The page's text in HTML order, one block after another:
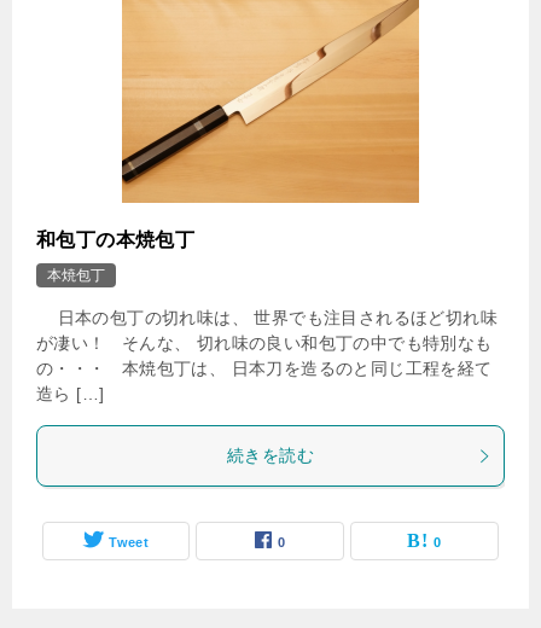
和包丁の本焼包丁
本焼包丁
日本の包丁の切れ味は、 世界でも注目されるほど切れ味
が凄い！ そんな、 切れ味の良い和包丁の中でも特別なも
の・・・ 本焼包丁は、 日本刀を造るのと同じ工程を経て
造ら […]
続きを読む
Tweet 0 0